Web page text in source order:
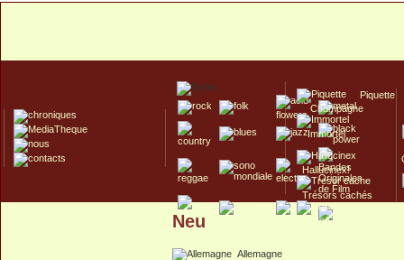
Piquette
Champagne
Immortel
Hallucinex!
Trésors cachés
Culte/Collector
Neu
Allemagne